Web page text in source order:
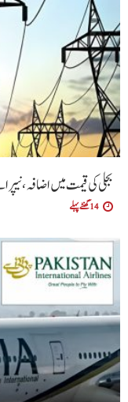
بجلی کی قیمت میں اضافہ،
14 گھنٹے پہلے